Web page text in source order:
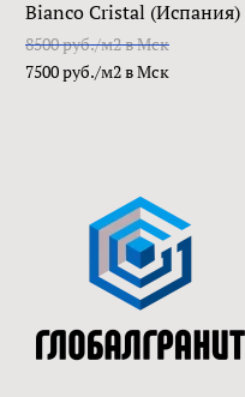
Bianco Cristal (Испания)
8500 руб./м2 в Мск
7500 руб./м2 в Мск